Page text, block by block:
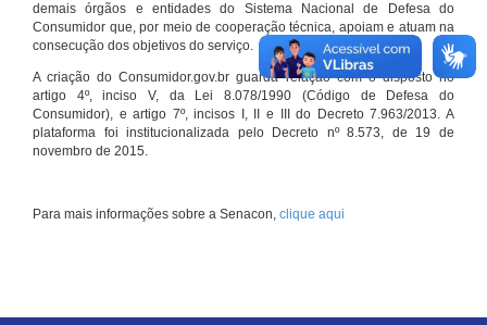
demais órgãos e entidades do Sistema Nacional de Defesa do
Consumidor que, por meio de cooperação técnica, apoiam e atuam na
consecução dos objetivos do serviço.
A criação do Consumidor.gov.br guarda relação com o disposto no
artigo 4º, inciso V, da Lei 8.078/1990 (Código de Defesa do
Consumidor), e artigo 7º, incisos I, II e III do Decreto 7.963/2013. A
plataforma foi institucionalizada pelo Decreto nº 8.573, de 19 de
novembro de 2015.
Para mais informações sobre a Senacon, clique aqui